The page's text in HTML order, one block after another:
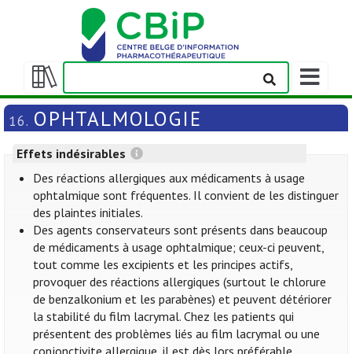
Afficher/masquer
la
table
matières
Afficher/
la
barre
navigation
16. OPHTALMOLOGIE
Effets indésirables
Des réactions allergiques aux médicaments à usage
ophtalmique sont fréquentes. Il convient de les distinguer
des plaintes initiales.
Des agents conservateurs sont présents dans beaucoup
de médicaments à usage ophtalmique; ceux-ci peuvent,
tout comme les excipients et les principes actifs,
provoquer des réactions allergiques (surtout le chlorure
de benzalkonium et les parabènes) et peuvent détériorer
la stabilité du film lacrymal. Chez les patients qui
présentent des problèmes liés au film lacrymal ou une
conjonctivite allergique, il est dès lors préférable